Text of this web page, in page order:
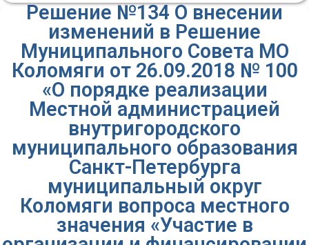
Решение №134 О внесении
изменений в Решение
Муниципального Совета МО
Коломяги от 26.09.2018 № 100
«О порядке реализации
Местной администрацией
внутригородского
муниципального образования
Санкт-Петербурга
муниципальный округ
Коломяги вопроса местного
значения «Участие в